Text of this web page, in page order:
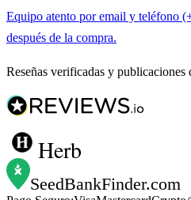
Equipo atento por email y teléfono
después de la compra.
Reseñas verificadas y publicaciones
Herb
SeedBankFinder.com